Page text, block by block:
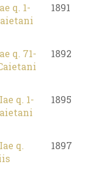
q. 1-
1891
q. 71-
1892
q. 1-
1895
q.
1897